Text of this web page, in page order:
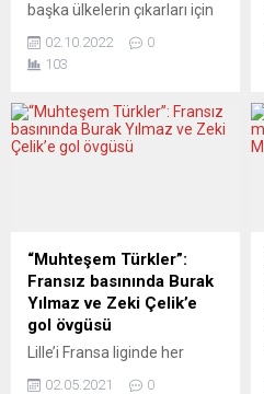
başka ülkelerin çıkarları için
yabancı uyruklu vatandaşın,
ülkeden sınır dışı edildiğini
Güvenlik Ajansı (ANB) ile
ortak yaptığı açıklamada,
uyruklu vatandaşların,
ülkede ikamet etmelerine
son verilerek sınır...
02.10.2022
0
103
“Muhteşem Türkler”:
Fransız basınında Burak
Yılmaz ve Zeki Çelik’e
gol övgüsü
Lille’i Fransa liginde her
02.05.2021 0